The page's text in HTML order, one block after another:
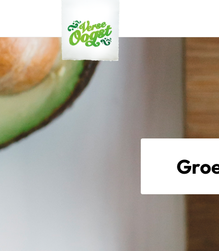
Verse Oogst